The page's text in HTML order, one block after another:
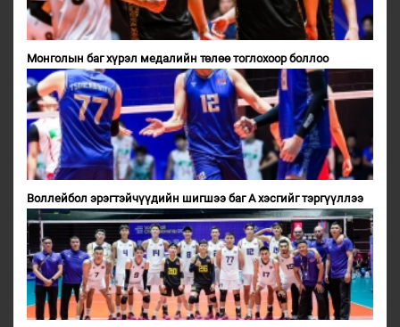
Монголын баг хүрэл медалийн төлөө тоглохоор боллоо
Воллейбол эрэгтэйчүүдийн шигшээ баг А хэсгийг тэргүүллээ